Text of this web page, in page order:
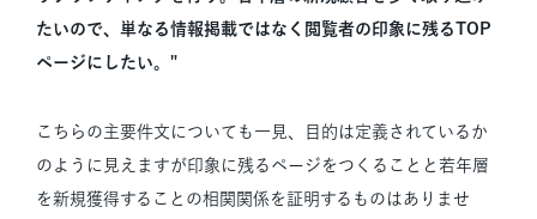
たいので、単なる情報掲載ではなく閲覧者の印象に残るTOP
ページにしたい。"
こちらの主要件文についても一見、目的は定義されているか
のように見えますが印象に残るページをつくることと若年層
を新規獲得することの相関関係を証明するものはありませ